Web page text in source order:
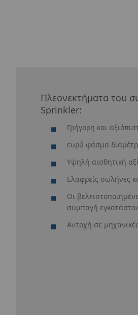
Πλεονεκτήματα του
Sprinkler:
Γρήγορη και
ευρύ φάσμα
Υψηλή αισθητική
Ελαφρείς σωλήνες
Οι
συμπαγή
Αντοχή σε